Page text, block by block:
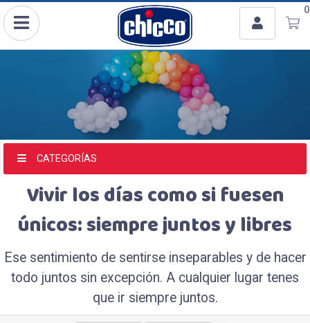
0
Usuario
Ingresar con Facebook
Recordar datos
INGRESAR
Olvidé mi clave Registro
CATEGORÍAS
Vivir los días como si fuesen
únicos: siempre juntos y libres
Ese sentimiento de sentirse inseparables y de hacer
todo juntos sin excepción. A cualquier lugar tenes
que ir siempre juntos.